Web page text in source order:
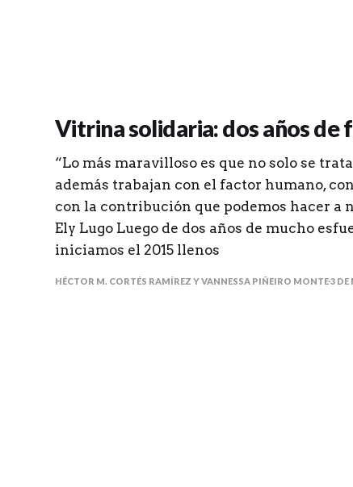
Vitrina solidaria: dos años
“Lo más maravilloso es que no solo se
además trabajan con el factor humano,
con la contribución que podemos hacer a
Ely Lugo Luego de dos años de mucho
iniciamos el 2015 llenos
HÉCTOR M. CORTÉS RAMÍREZ Y VANNESSA PIÑEIRO MONTE3 DE